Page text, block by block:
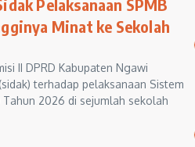
Pelaksanaan SPMB
Minat ke Sekolah
II DPRD Kabupaten Ngawi
terhadap pelaksanaan Sistem
Tahun 2026 di sejumlah sekolah